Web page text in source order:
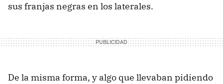
sus franjas negras en los laterales.
De la misma forma, y algo que llevaban pidiendo